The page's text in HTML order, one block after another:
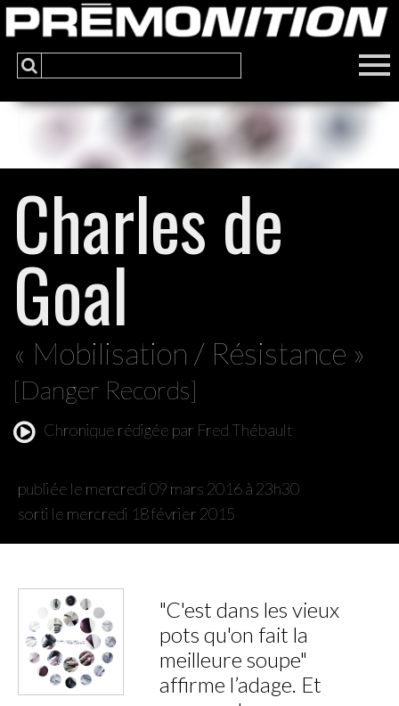
Charles de
Goal
« Mobilisation / Résistance »
[Danger Records]
Chronique rédigée par Fred Thébault
publiée le mercredi 09 mars 2016 à 23h30
sorti le mercredi 18 février 2015
"C'est dans les vieux
pots qu'on fait la
meilleure soupe"
affirme l’adage. Et